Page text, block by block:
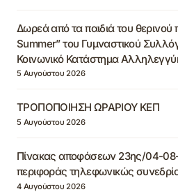
Δωρεά από τα παιδιά του
Summer” του Γυμναστικού
Κοινωνικό Κατάστημα
5 Αυγούστου 2026
ΤΡΟΠΟΠΟΙΗΣΗ ΩΡΑΡΙΟΥ ΚΕΠ
5 Αυγούστου 2026
Πίνακας αποφάσεων 23ης/04-08-
περιφοράς τηλεφωνικώς
4 Αυγούστου 2026